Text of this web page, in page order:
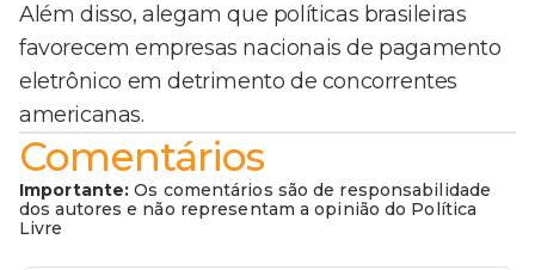
Além disso, alegam que políticas brasileiras
favorecem empresas nacionais de pagamento
eletrônico em detrimento de concorrentes
americanas.
Comentários
Importante: Os comentários são de responsabilidade
dos autores e não representam a opinião do Política
Livre